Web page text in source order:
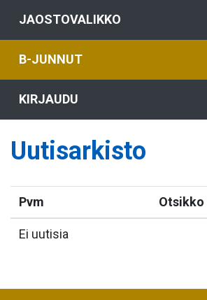
JAOSTOVALIKKO
B-JUNNUT
KIRJAUDU
Uutisarkisto
Pvm Otsikko
Ei uutisia